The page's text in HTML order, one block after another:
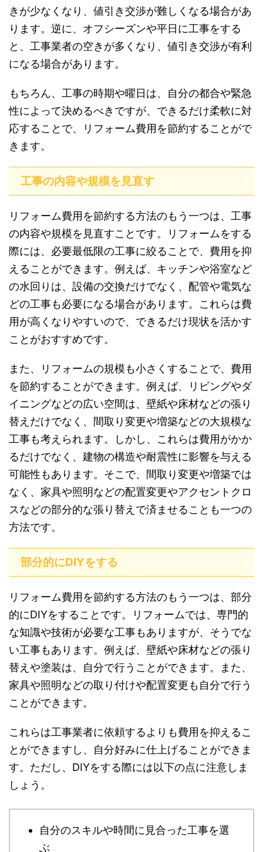
きが少なくなり、値引き交渉が難しくなる場合があ
ります。逆に、オフシーズンや平日に工事をする
と、工事業者の空きが多くなり、値引き交渉が有利
になる場合があります。
もちろん、工事の時期や曜日は、自分の都合や緊急
性によって決めるべきですが、できるだけ柔軟に対
応することで、リフォーム費用を節約することがで
きます。
工事の内容や規模を見直す
リフォーム費用を節約する方法のもう一つは、工事
の内容や規模を見直すことです。リフォームをする
際には、必要最低限の工事に絞ることで、費用を抑
えることができます。例えば、キッチンや浴室など
の水回りは、設備の交換だけでなく、配管や電気な
どの工事も必要になる場合があります。これらは費
用が高くなりやすいので、できるだけ現状を活かす
ことがおすすめです。
また、リフォームの規模も小さくすることで、費用
を節約することができます。例えば、リビングやダ
イニングなどの広い空間は、壁紙や床材などの張り
替えだけでなく、間取り変更や増築などの大規模な
工事も考えられます。しかし、これらは費用がかか
るだけでなく、建物の構造や耐震性に影響を与える
可能性もあります。そこで、間取り変更や増築では
なく、家具や照明などの配置変更やアクセントクロ
スなどの部分的な張り替えで済ませることも一つの
方法です。
部分的にDIYをする
リフォーム費用を節約する方法のもう一つは、部分
的にDIYをすることです。リフォームでは、専門的
な知識や技術が必要な工事もありますが、そうでな
い工事もあります。例えば、壁紙や床材などの張り
替えや塗装は、自分で行うことができます。また、
家具や照明などの取り付けや配置変更も自分で行う
ことができます。
これらは工事業者に依頼するよりも費用を抑えるこ
とができますし、自分好みに仕上げることができま
す。ただし、DIYをする際には以下の点に注意しま
しょう。
自分のスキルや時間に見合った工事を選
ぶ